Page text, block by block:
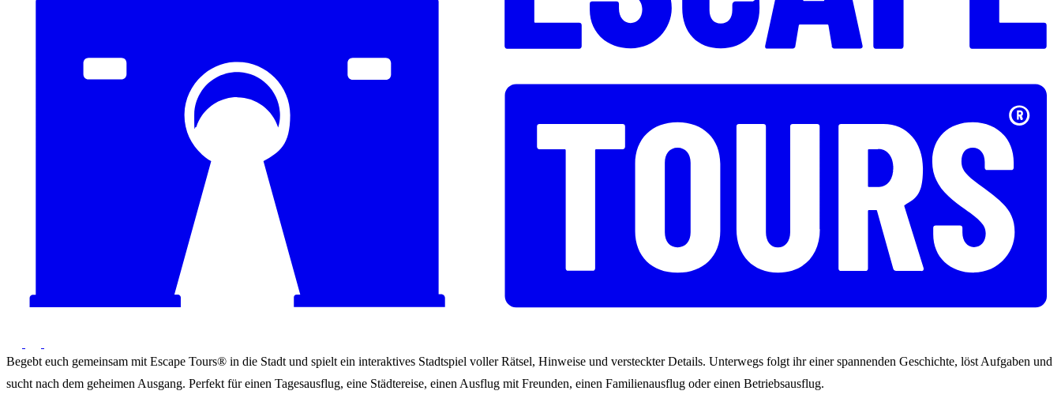
Begebt euch gemeinsam mit Escape Tours® in die Stadt und spielt ein interaktives Stadtspiel voller Rätsel, Hinweise und versteckter Details. Unterwegs folgt ihr einer spannenden Geschichte, löst Aufgaben und
sucht nach dem geheimen Ausgang. Perfekt für einen Tagesausflug, eine Städtereise, einen Ausflug mit Freunden, einen Familienausflug oder einen Betriebsausflug.